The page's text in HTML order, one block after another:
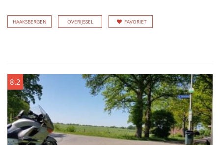
HAAKSBERGEN OVERIJSSEL FAVORIET
8.2